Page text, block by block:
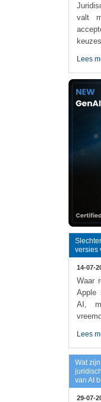
valt
Lees
versies
14-07-
Waar
Apple
AI,
Lees
Wat
van AI
29-07-